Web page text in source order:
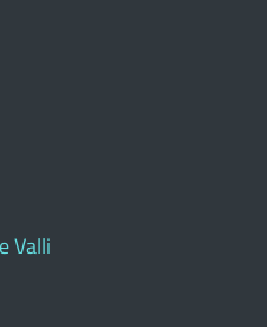
Valli